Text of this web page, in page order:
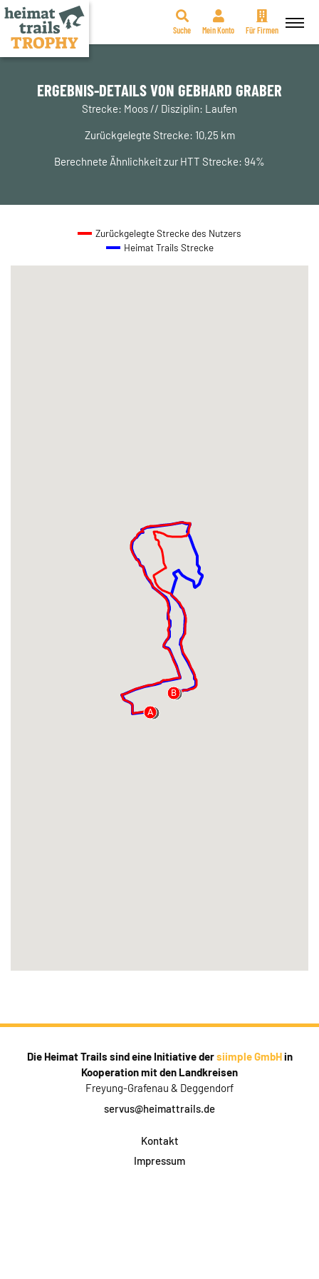
Zum
springen
Suche Mein Konto Für Firmen
ERGEBNIS-DETAILS VON GEBHARD GRABER
Strecke: Moos // Disziplin: Laufen
Zurückgelegte Strecke: 10,25 km
Berechnete Ähnlichkeit zur HTT Strecke: 94%
Zurückgelegte Strecke des Nutzers
Heimat Trails Strecke
A
B
A
B
Die Heimat Trails sind eine Initiative dersiimple GmbHin
Kooperation mit den Landkreisen
Freyung-Grafenau & Deggendorf
servus@heimattrails.de
Kontakt
Impressum